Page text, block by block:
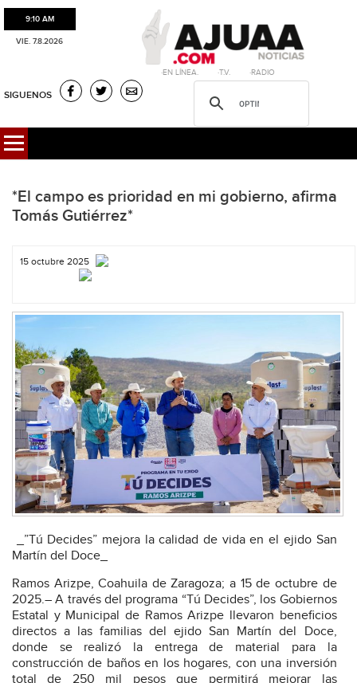
9:10 AM
VIE. 7.8.2026
·EN LÍNEA. ·T.V. ·RADIO
SIGUENOS
*El campo es prioridad en mi gobierno, afirma
Tomás Gutiérrez*
15 octubre 2025
_”Tú Decides” mejora la calidad de vida en el ejido San
Martín del Doce_
Ramos Arizpe, Coahuila de Zaragoza; a 15 de octubre de
2025.– A través del programa “Tú Decides”, los Gobiernos
Estatal y Municipal de Ramos Arizpe llevaron beneficios
directos a las familias del ejido San Martín del Doce,
donde se realizó la entrega de material para la
construcción de baños en los hogares, con una inversión
total de 250 mil pesos que permitirá mejorar las